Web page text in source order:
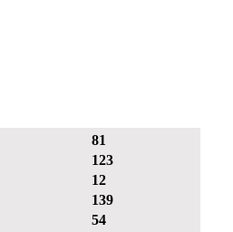
81
123
12
139
54